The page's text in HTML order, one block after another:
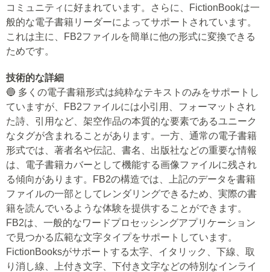
コミュニティに好まれています。さらに、FictionBookは一
般的な電子書籍リーダーによってサポートされています。
これは主に、FB2ファイルを簡単に他の形式に変換できる
ためです。
技術的な詳細
🔵 多くの電子書籍形式は純粋なテキストのみをサポートし
ていますが、FB2ファイルには小引用、フォーマットされ
た詩、引用など、架空作品の本質的な要素であるユニーク
なタグが含まれることがあります。一方、通常の電子書籍
形式では、著者名や伝記、書名、出版社などの重要な情報
は、電子書籍カバーとして機能する画像ファイルに残され
る傾向があります。FB2の構造では、上記のデータを書籍
ファイルの一部としてレンダリングできるため、実際の書
籍を読んでいるような体験を提供することができます。
FB2は、一般的なワードプロセッシングアプリケーション
で見つかる広範な文字タイプをサポートしています。
FictionBooksがサポートする太字、イタリック、下線、取
り消し線、上付き文字、下付き文字などの特別なインライ